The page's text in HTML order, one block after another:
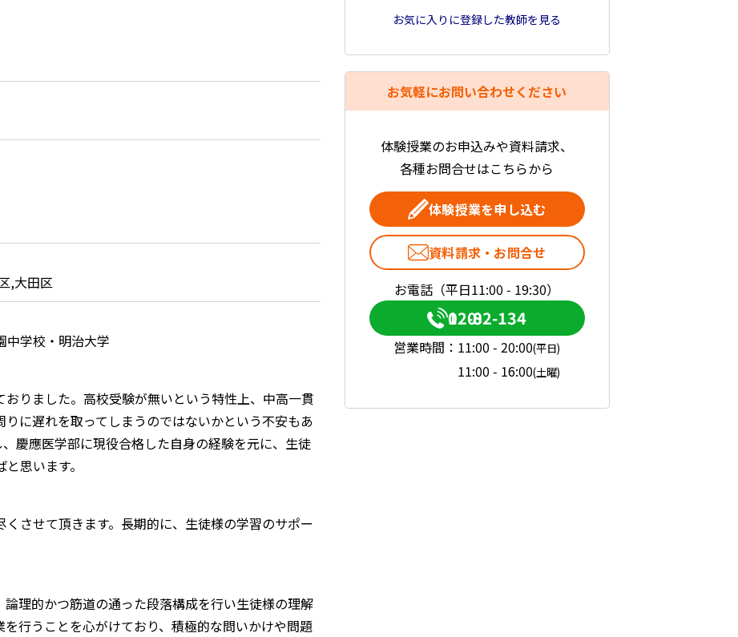
,大田区
中学校・明治大学
りました。高校受験が無いという特性上、中高一貫
に遅れを取ってしまうのではないかという不安もあ
慶應医学部に現役合格した自身の経験を元に、生徒
思います。
させて頂きます。長期的に、生徒様の学習のサポー
理的かつ筋道の通った段落構成を行い生徒様の理解
行うことを心がけており、積極的な問いかけや問題
お気に入りに登録した教師を見る
お気軽にお問い合わせください
体験授業のお申込みや資料請求、
各種お問合せはこちらから
体験授業を申し込む
資料請求・お問合せ
お電話（平日11:00 - 19:30）
0120-082-134
営業時間： 11:00 - 20:00(平日)
11:00 - 16:00(土曜)